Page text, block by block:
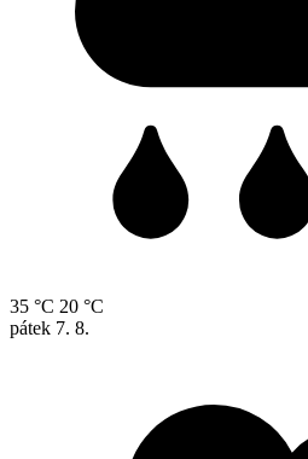
35 °C 20 °C
pátek 7. 8.